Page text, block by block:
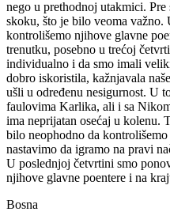
nego u prethodnoj utakmici.
skoku, što je bilo veoma važno.
kontrolišemo njihove glavne
trenutku, posebno u trećoj
individualno i da smo imali
dobro iskoristila, kažnjavala
ušli u određenu nesigurnost. U
faulovima Karlika, ali i sa
ima neprijatan osećaj u kolenu.
bilo neophodno da
nastavimo da igramo na pravi
U poslednjoj četvrtini smo
njihove glavne poentere i na
Bosna